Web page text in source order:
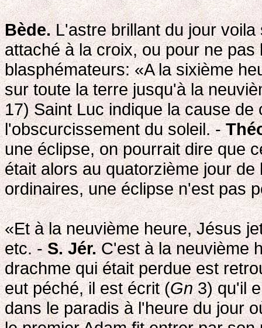
Bède.L'astre brillant du jour voila
attaché à la croix, ou pour ne
blasphémateurs: «A la sixième
sur toute la terre jusqu'à la
17) Saint Luc indique la cause
l'obscurcissement du soleil. -
une éclipse, on pourrait dire que
était alors au quatorzième jour
ordinaires, une éclipse n'est pas
«Et à la neuvième heure, Jésus
etc. -S. Jér.C'est à la neuvième
drachme qui était perdue est
eut péché, il est écrit (Gn3) qu'il
dans le paradis à l'heure du jour